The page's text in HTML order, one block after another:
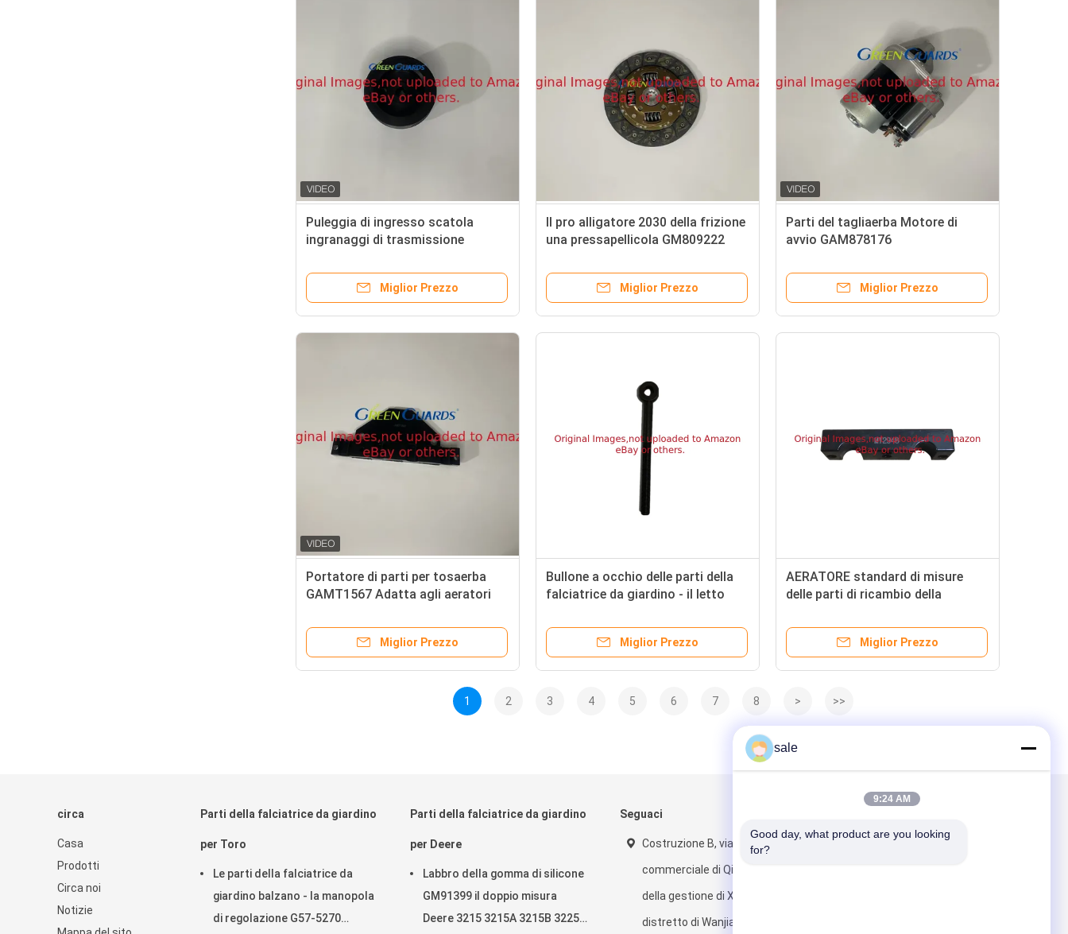
Puleggia di ingresso scatola
ingranaggi di trasmissione
Miglior Prezzo
Il pro alligatore 2030 della frizione
una pressapellicola GM809222
misura Deere
Miglior Prezzo
Parti del tagliaerba Motore di
avvio GAM878176
Miglior Prezzo
Portatore di parti per tosaerba
GAMT1567 Adatta agli aeratori
2000 montati su trattore
Miglior Prezzo
Bullone a occhio delle parti della
falciatrice da giardino - il letto
falciatore di verdi di Deere
Miglior Prezzo
AERATORE standard di misure
delle parti di ricambio della
GMT2948 Deere 1000
Miglior Prezzo
1 2 3 4 5 6 7 8 > >>
circa
Casa
Prodotti
Circa noi
Notizie
Parti della falciatrice da giardino
per Toro
Le parti della falciatrice da
giardino balzano - la manopola
di regolazione G57-5270
Parti della falciatrice da giardino
per Deere
Labbro della gomma di silicone
GM91399 il doppio misura
Deere 3215 3215A 3215B 3225B
Seguaci
Costruzione B, via
commerciale di Qishi, zona
della gestione di Xiyong,
distretto di Wanjiang, città di
sale
9:24 AM
Good day, what product are you looking
for?